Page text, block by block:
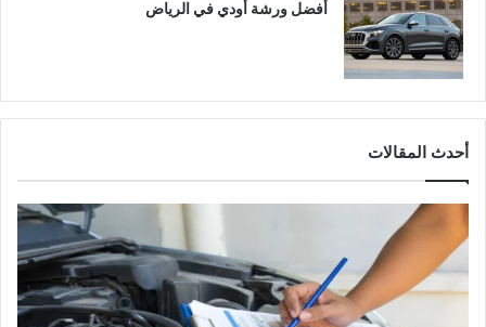
أفضل ورشة أودي في الرياض
أحدث المقالات